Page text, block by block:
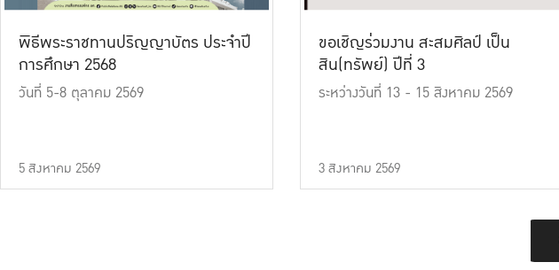
พิธีพระราชทานปริญญาบัตร ประจำปี
การศึกษา 2568
วันที่ 5-8 ตุลาคม 2569
5 สิงหาคม 2569
ขอเชิญร่วมงาน สะสมศิลป์ เป็น
สิน(ทรัพย์) ปีที่ 3
ระหว่างวันที่ 13 - 15 สิงหาคม 2569
3 สิงหาคม 2569